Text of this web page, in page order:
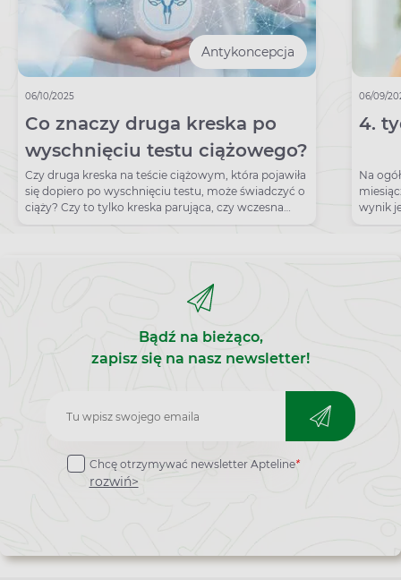
Antykoncepcja
06/10/2025
Co znaczy druga kreska po
wyschnięciu testu ciążowego?
Czy druga kreska na teście ciążowym, która pojawiła
się dopiero po wyschnięciu testu, może świadczyć o
ciąży? Czy to tylko kreska parująca, czy wczesna
ciąża?
06/09/
4.
Na
wynik
Bądź na bieżąco,
zapisz się na nasz newsletter!
Zapisz
do
newslettera
Chcę otrzymywać newsletter Apteline*
rozwiń>